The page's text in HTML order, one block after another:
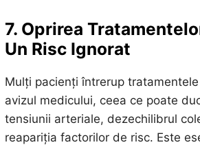
7. Oprirea
Un Risc Ignorat
Mulți pacienți întrerup
avizul medicului, ceea ce poate
tensiunii arteriale, dezechilibrul
reapariția factorilor de risc. Este